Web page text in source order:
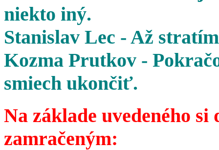
niekto iný.
Stanislav Lec - Až
Kozma Prutkov -
smiech ukončiť.
Na základe uvedeného
zamračeným: